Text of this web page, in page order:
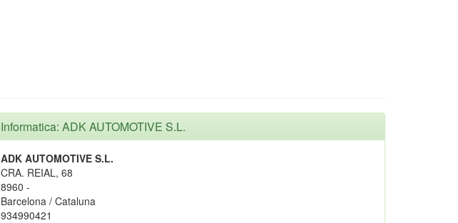
Informatica: ADK AUTOMOTIVE S.L.
ADK AUTOMOTIVE S.L.
CRA. REIAL, 68
8960 -
Barcelona / Cataluna
934990421